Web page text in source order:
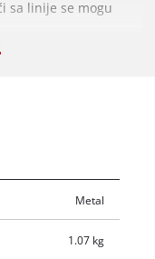
sa linije se mogu
motora sa
kontrola brzine
ni pokretački pogon
i osetljive materijale
Metal
1.07 kg